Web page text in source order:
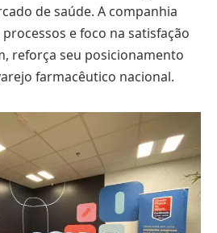
de saúde. A companhia
e foco na satisfação
reforça seu posicionamento
farmacêutico nacional.